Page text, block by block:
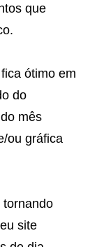
que
ótimo em
do
mês
ou gráfica
tornando
site